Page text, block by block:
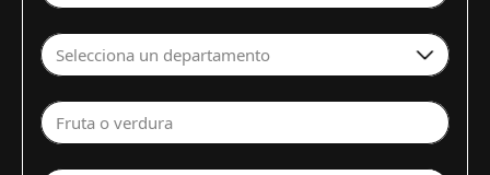
Selecciona un departamento
Fruta o verdura